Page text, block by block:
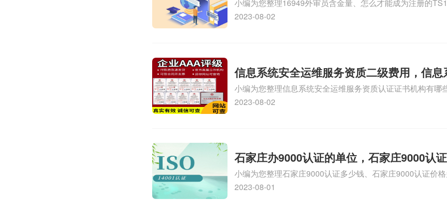
小编为您整理16949外审员含金量、怎么才能成为注册的
审员、我也想16949外审员，不过不了解具体情况、iso9000
2023-08-02
信息系统安全运维服务资质二级费用，信息
维服务资质二级
小编为您整理信息系统安全运维服务资质认证证书机构有哪
务资质的费用是多少啊、安全运维服务资质哪家便宜、安全
2023-08-02
石家庄办9000认证的单位，石家庄9000认
小编为您整理石家庄9000认证多少钱、石家庄9000认证价
9000认证大概多少钱、石家庄9000认证价格贵吗、石家庄
2023-08-01